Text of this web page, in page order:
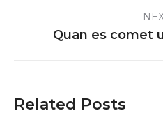
Quan es comet
Related Posts